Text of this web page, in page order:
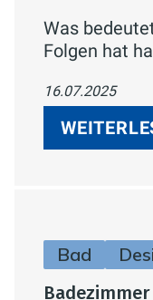
Was
Folgen hat
Geräte? Ein
und Mieter.
16.07.2025
Bad